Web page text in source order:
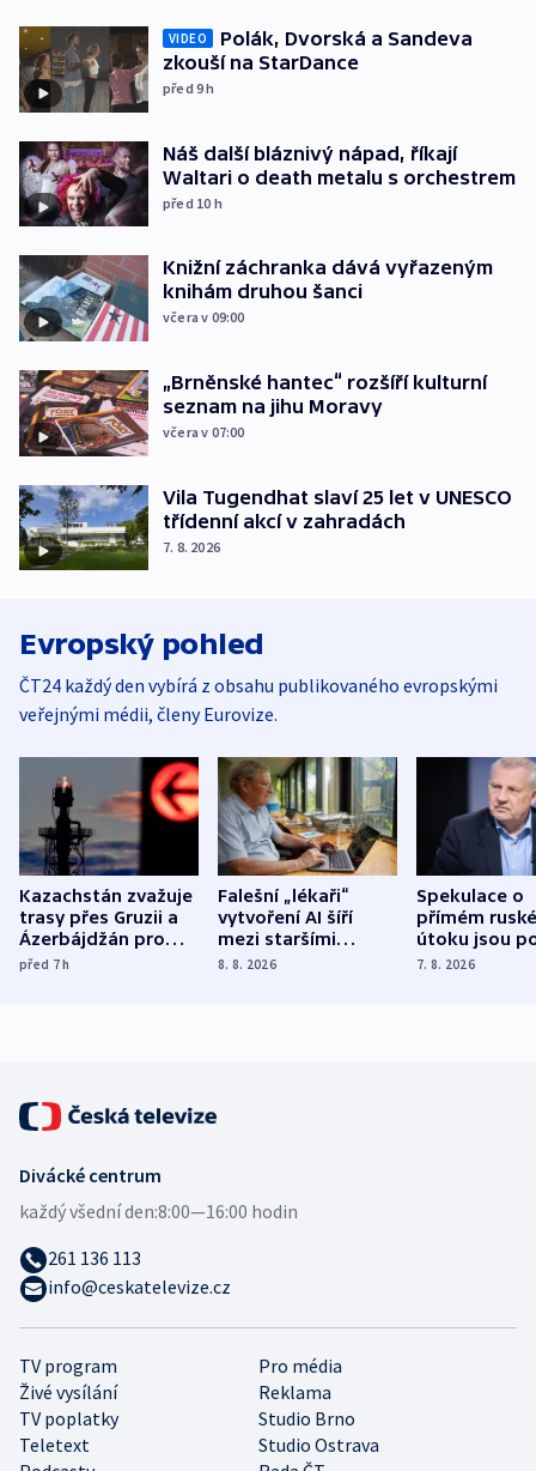
VIDEO
Polák, Dvorská a Sandeva
zkouší na StarDance
před 9h
Náš další bláznivý nápad, říkají
Waltari o death metalu s orchestrem
před 10 h
Knižní záchranka dává vyřazeným
knihám druhou šanci
včera v 09:00
„Brněnské hantec“ rozšíří kulturní
seznam na jihu Moravy
včera v 07:00
Vila Tugendhat slaví 25 let v UNESCO
třídenní akcí v zahradách
7. 8. 2026
Evropský pohled
ČT24 každý den vybírá z obsahu publikovaného evropskými
veřejnými médii, členy Eurovize.
Kazachstán zvažuje
trasy přes Gruzii a
Ázerbájdžán pro
vývoz ropy do
před 7h
Falešní „lékaři“
vytvoření AI šíří
mezi staršími
Poláky nebezpečné
8. 8. 2026
Spekulace o
přímém
útoku jsou
míní
7. 8. 2026
TV program
Pro média
Živé vysílání
Reklama
TV poplatky
Studio Brno
Teletext
Studio Ostrava
Divácké centrum
každý všední den:8:00—16:00 hodin
261 136 113
info@ceskatelevize.cz